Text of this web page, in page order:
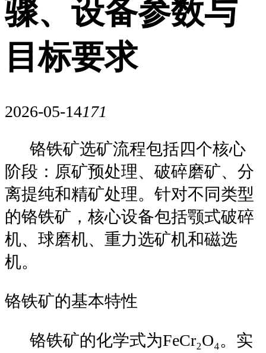
骤、设备参数与
目标要求
2026-05-14171
铬铁矿选矿流程包括四个核心
阶段：原矿预处理、破碎磨矿、分
离提纯和精矿处理。针对不同类型
的铬铁矿，核心设备包括颚式破碎
机、球磨机、重力选矿机和磁选
机。
铬铁矿的基本特性
铬铁矿的化学式为FeCr₂O₄。实